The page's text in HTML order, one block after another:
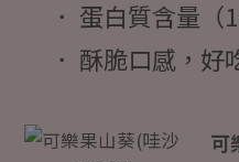
． 蛋白質含量（
． 酥脆口感，好
可